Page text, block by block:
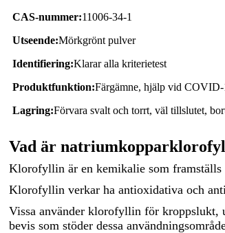
CAS-nummer:11006-34-1
Utseende:Mörkgrönt pulver
Identifiering:Klarar alla kriterietest
Produktfunktion:Färgämne, hjälp vid COVID-
Lagring:Förvara svalt och torrt, väl tillslutet,
Vad är
Klorofyllin är en kemikalie som framställs
Klorofyllin verkar ha antioxidativa och
Vissa använder klorofyllin för kroppslukt,
bevis som stöder dessa